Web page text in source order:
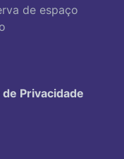
de espaço
Privacidade